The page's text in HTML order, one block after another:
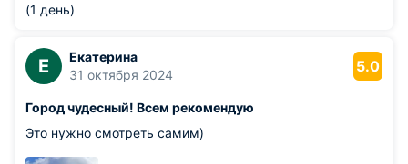
(1 день)
Е
Екатерина
31 октября 2024
5.0
Город чудесный! Всем рекомендую
Это нужно смотреть самим)